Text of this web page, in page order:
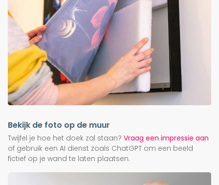
Bekijk de foto op de muur
Twijfel je hoe het doek zal staan? Vraag een impressie aan
of gebruik een AI dienst zoals ChatGPT om een beeld
fictief op je wand te laten plaatsen.